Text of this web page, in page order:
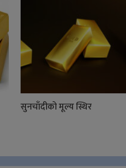
सुनचाँदीको मूल्य स्थिर